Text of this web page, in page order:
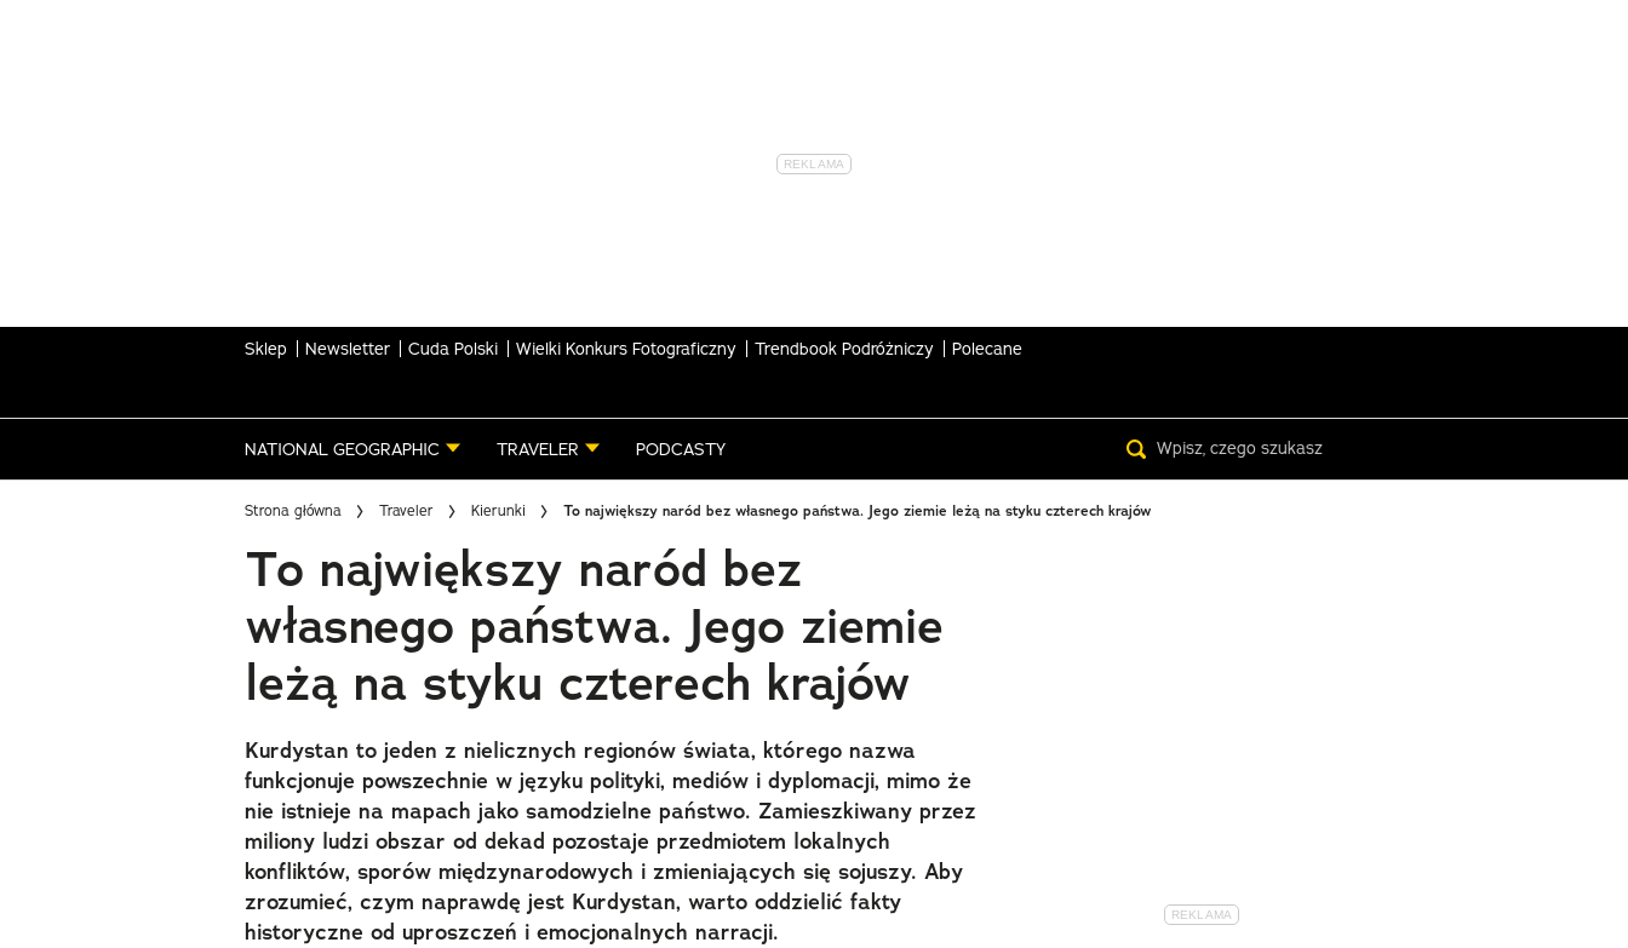
Sklep Newsletter Cuda Polski Wielki Konkurs Fotograficzny Trendbook Podróżniczy Polecane
NATIONAL GEOGRAPHIC TRAVELER PODCASTY
Strona główna Traveler Kierunki To największy naród bez własnego państwa. Jego ziemie leżą na styku czterech krajów
To największy naród bez
własnego państwa. Jego ziemie
leżą na styku czterech krajów
Kurdystan to jeden z nielicznych regionów świata, którego nazwa
funkcjonuje powszechnie w języku polityki, mediów i dyplomacji, mimo że
nie istnieje na mapach jako samodzielne państwo. Zamieszkiwany przez
miliony ludzi obszar od dekad pozostaje przedmiotem lokalnych
konfliktów, sporów międzynarodowych i zmieniających się sojuszy. Aby
zrozumieć, czym naprawdę jest Kurdystan, warto oddzielić fakty
historyczne od uproszczeń i emocjonalnych narracji.